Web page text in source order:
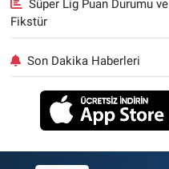
Süper Lig Puan Durumu ve
Fikstür
Son Dakika Haberleri